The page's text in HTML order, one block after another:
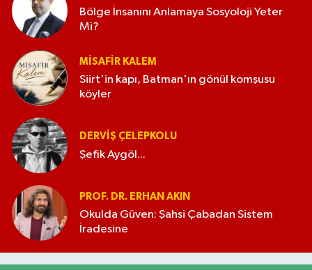
Bölge İnsanını Anlamaya Sosyoloji Yeter
Mi?
MISAFIR KALEM
Siirt'in kapı, Batman'ın gönül komşusu
köyler
DERVIŞ ÇELEPKOLU
Şefik Aygöl...
PROF. DR. ERHAN AKIN
Okulda Güven: Şahsi Çabadan Sistem
İradesine